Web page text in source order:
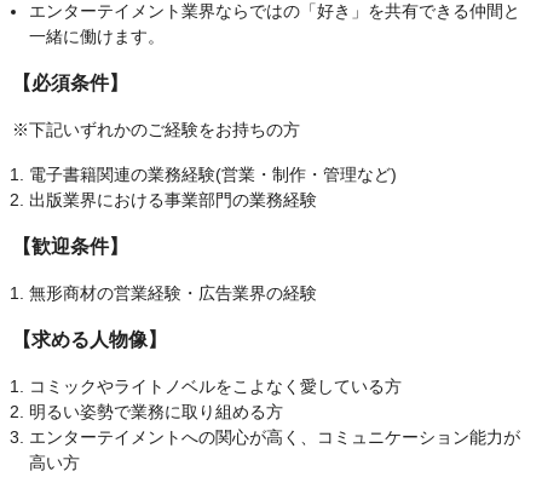
エンターテイメント業界ならではの「好き」を共有できる仲間と
一緒に働けます。
【必須条件】
※下記いずれかのご経験をお持ちの方
電子書籍関連の業務経験(営業・制作・管理など)
出版業界における事業部門の業務経験
【歓迎条件】
無形商材の営業経験・広告業界の経験
【求める人物像】
コミックやライトノベルをこよなく愛している方
明るい姿勢で業務に取り組める方
エンターテイメントへの関心が高く、コミュニケーション能力が
高い方